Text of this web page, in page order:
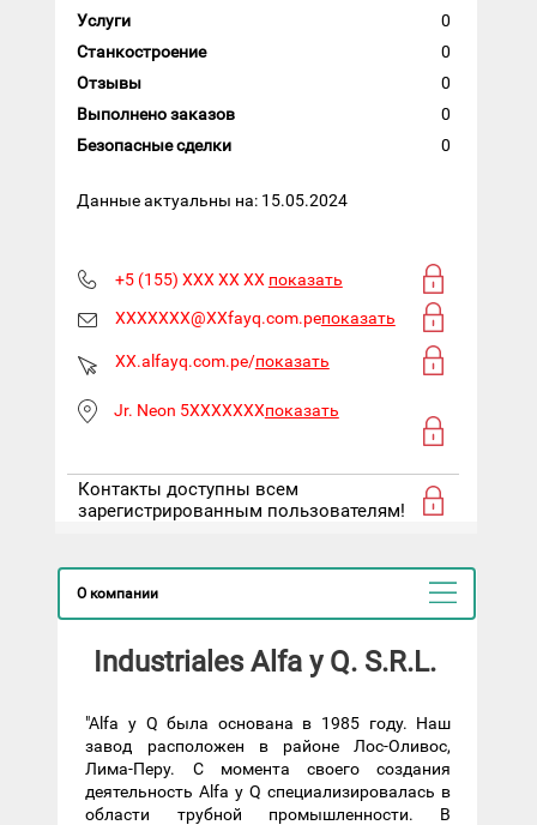
Услуги
0
Станкостроение
0
Отзывы
0
Выполнено заказов
0
Безопасные сделки
0
Данные актуальны на: 15.05.2024
+5 (155) XXX XX XX показать
XXXXXXX@XXfayq.com.peпоказать
XX.alfayq.com.pe/показать
Jr. Neon 5XXXXXXXпоказать
Контакты доступны всем
зарегистрированным пользователям!
О компании
Industriales Alfa y Q. S.R.L.
"Alfa y Q была основана в 1985 году. Наш
завод расположен в районе Лос-Оливос,
Лима-Перу. С момента своего создания
деятельность Alfa y Q специализировалась в
области трубной промышленности. В